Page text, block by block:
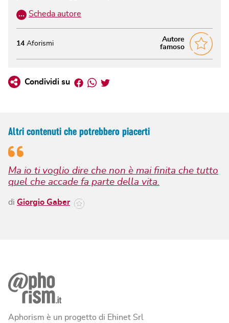
… Scheda autore
Autore
famoso
14 Aforismi
Condividi su Facebook
Whatsapp
Twitter
Altri contenuti che potrebbero piacerti
Ma io ti voglio dire che non è mai finita che tutto
quel che accade fa parte della vita.
di Giorgio Gaber
Aphorism è un progetto di Ehinet Srl